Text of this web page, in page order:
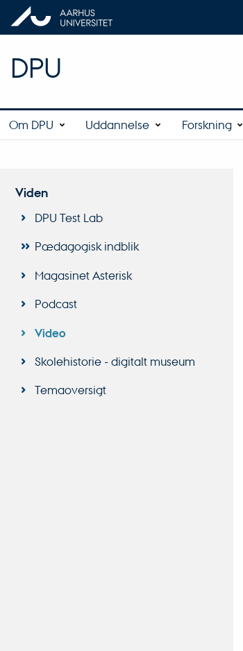
DPU
Om DPU Uddannelse Forskning
Viden
DPU Test Lab
Pædagogisk indblik
Magasinet Asterisk
Podcast
Video
Skolehistorie - digitalt museum
Temaoversigt